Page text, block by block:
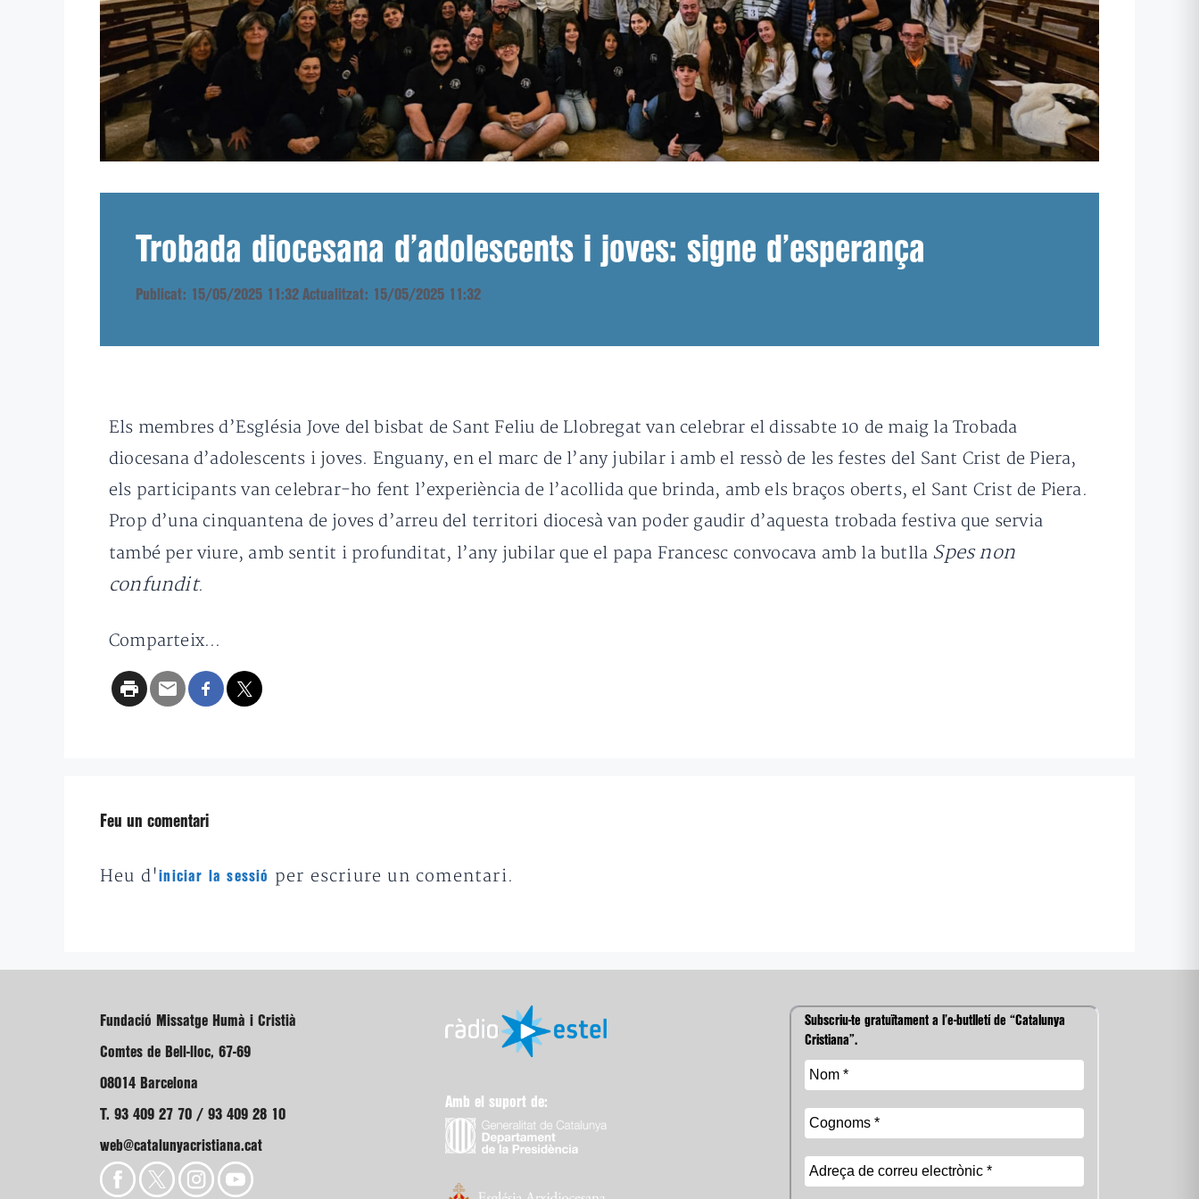
Trobada diocesana d’adolescents i joves: signe d’esperança
Publicat: 15/05/2025 11:32 Actualitzat: 15/05/2025 11:32
Els membres d’Església Jove del bisbat de Sant Feliu de Llobregat van celebrar el dissabte 10 de maig la Trobada
diocesana d’adolescents i joves. Enguany, en el marc de l’any jubilar i amb el ressò de les festes del Sant Crist de Piera,
els participants van celebrar-ho fent l’experiència de l’acollida que brinda, amb els braços oberts, el Sant Crist de Piera.
Prop d’una cinquantena de joves d’arreu del territori diocesà van poder gaudir d’aquesta trobada festiva que servia
també per viure, amb sentit i profunditat, l’any jubilar que el papa Francesc convocava amb la butlla Spes non
confundit.
Comparteix...
Feu un comentari
Heu d'iniciar la sessió per escriure un comentari.
Fundació Missatge Humà i Cristià
Comtes de Bell-lloc, 67-69
08014 Barcelona
T. 93 409 27 70 / 93 409 28 10
web@catalunyacristiana.cat
Amb el suport de:
Subscriu-te gratuïtament a l’e-butlletí de “Catalunya
Cristiana”.